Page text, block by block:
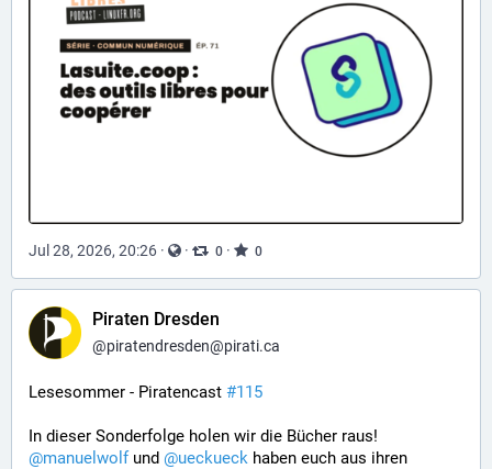
Jul 28, 2026, 20:26 · · 0 · 0
Piraten Dresden
@piratendresden@pirati.ca
Lesesommer - Piratencast #115
@manuelwolf und @ueckueck haben euch aus ihren